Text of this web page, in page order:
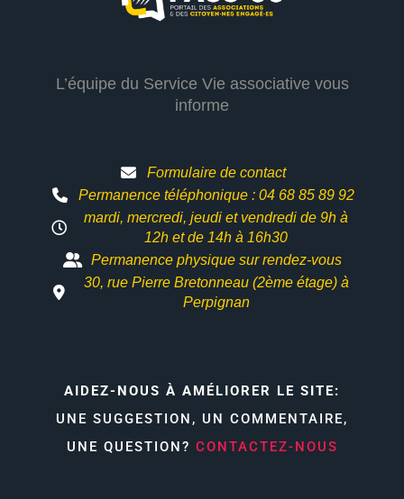
L’équipe du Service Vie associative vous
informe
Formulaire de contact
Permanence téléphonique : 04 68 85 89 92
mardi, mercredi, jeudi et vendredi de 9h à
12h etde 14h à 16h30
Permanence physique sur rendez-vous
30, rue Pierre Bretonneau (2ème étage) à
Perpignan
AIDEZ-NOUS À AMÉLIORER LE SITE:
UNE SUGGESTION, UN COMMENTAIRE,
UNE QUESTION? CONTACTEZ-NOUS